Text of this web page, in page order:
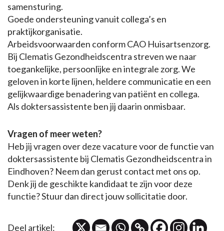
samensturing.
Goede ondersteuning vanuit collega’s en
praktijkorganisatie.
Arbeidsvoorwaarden conform CAO Huisartsenzorg.
Bij Clematis Gezondheidscentra streven we naar
toegankelijke, persoonlijke en integrale zorg. We
geloven in korte lijnen, heldere communicatie en een
gelijkwaardige benadering van patiënt en collega.
Als doktersassistente ben jij daarin onmisbaar.
Vragen of meer weten?
Heb jij vragen over deze vacature voor de functie van
doktersassistente bij Clematis Gezondheidscentra in
Eindhoven? Neem dan gerust contact met ons op.
Denk jij de geschikte kandidaat te zijn voor deze
functie? Stuur dan direct jouw sollicitatie door.
Deel artikel: